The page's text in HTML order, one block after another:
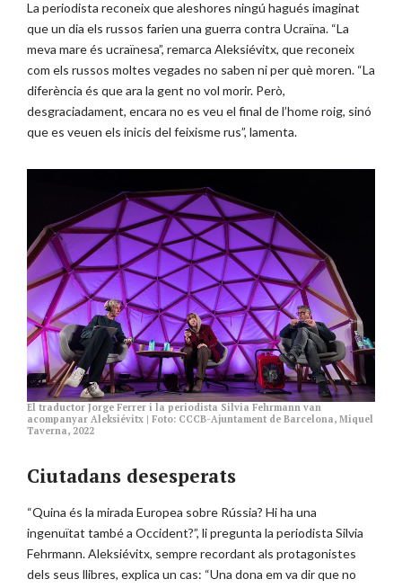
La periodista reconeix que aleshores ningú hagués imaginat
que un dia els russos farien una guerra contra Ucraïna. “La
meva mare és ucraïnesa”, remarca Aleksiévitx, que reconeix
com els russos moltes vegades no saben ni per què moren. “La
diferència és que ara la gent no vol morir. Però,
desgraciadament, encara no es veu el final de l’home roig, sinó
que es veuen els inicis del feixisme rus”, lamenta.
El traductor Jorge Ferrer i la periodista Silvia Fehrmann van
acompanyar Aleksiévitx | Foto: CCCB-Ajuntament de Barcelona, Miquel
Taverna, 2022
Ciutadans desesperats
“Quina és la mirada Europea sobre Rússia? Hi ha una
ingenuïtat també a Occident?”, li pregunta la periodista Silvia
Fehrmann. Aleksiévitx, sempre recordant als protagonistes
dels seus llibres, explica un cas: “Una dona em va dir que no